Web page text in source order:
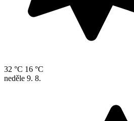
32 °C 16 °C
neděle 9. 8.